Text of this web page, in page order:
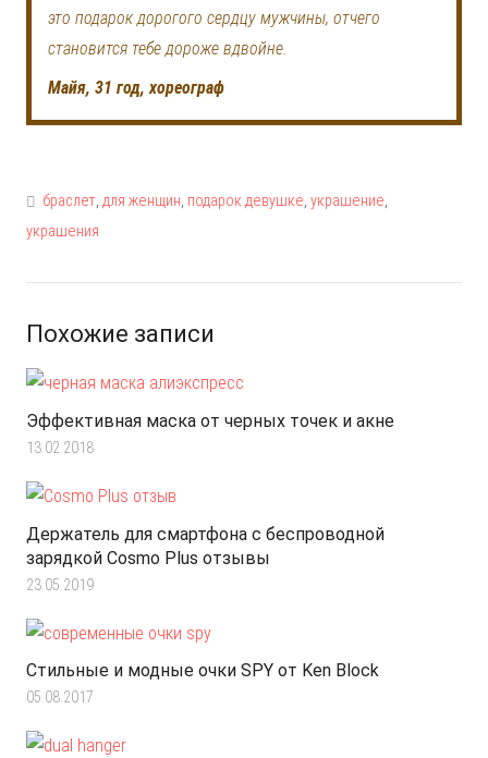
это подарок дорогого сердцу мужчины, отчего
становится тебе дороже вдвойне.
Майя, 31 год, хореограф
браслет,для женщин, подарок девушке,украшение,
украшения
Похожие записи
Эффективная маска от черных точек и акне
13.02.2018
Держатель для смартфона с беспроводной
зарядкой Cosmo Plus отзывы
23.05.2019
Стильные и модные очки SPY от Ken Block
05.08.2017